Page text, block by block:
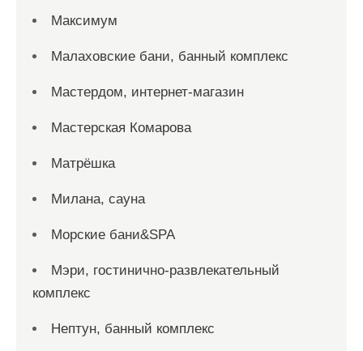
Максимум
Малаховские бани, банный комплекс
Мастердом, интернет-магазин
Мастерская Комарова
Матрёшка
Милана, сауна
Морские бани&SPA
Мэри, гостинично-развлекательный
комплекс
Нептун, банный комплекс